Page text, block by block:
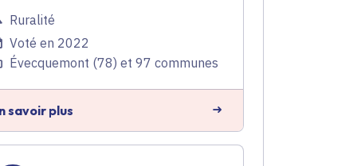
Ruralité
Voté en 2022
Évecquemont (78) et 97 communes
savoir plus